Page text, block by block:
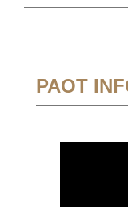
PAOT